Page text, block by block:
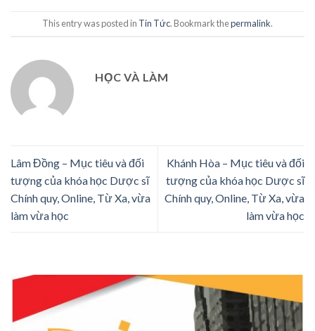
This entry was posted in Tin Tức. Bookmark thepermalink.
HỌC VÀ LÀM
Lâm Đồng – Mục tiêu và đối
tượng của khóa học Dược sĩ
Chính quy, Online, Từ Xa, vừa
làm vừa học
Khánh Hòa – Mục tiêu và đối
tượng của khóa học Dược sĩ
Chính quy, Online, Từ Xa, vừa
làm vừa học